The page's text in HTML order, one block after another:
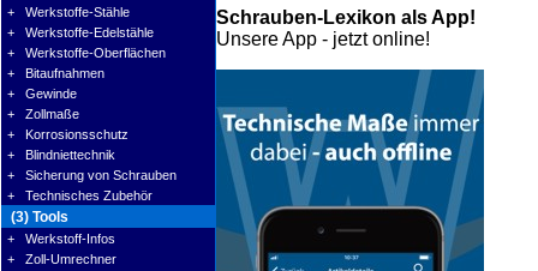
+ Werkstoffe-Stähle
+ Werkstoffe-Edelstähle
+ Werkstoffe-Oberflächen
+ Bitaufnahmen
+ Gewinde
+ Zollmaße
+ Korrosionsschutz
+ Blindniettechnik
+ Sicherung von Schrauben
+ Technisches Zubehör
(3) Tools
+ Werkstoff-Infos
+ Zoll-Umrechner
Schrauben-Lexikon als App!
Unsere App - jetzt online!